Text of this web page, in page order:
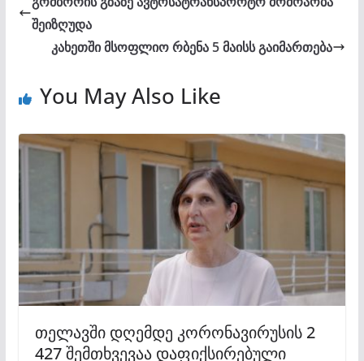
შეიზღუდა
კახეთში მსოფლიო რბენა 5 მაისს გაიმართება
You May Also Like
თელავში დღემდე კორონავირუსის 2
427 შემთხვევაა დაფიქსირებული